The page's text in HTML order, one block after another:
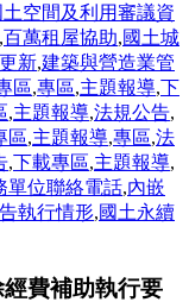
土空間及利用審議資
,百萬租屋協助,國土城
新,建築與營造業管
區,專區,主題報導,下
,主題報導,法規公告,
區,主題報導,專區,法
,下載專區,主題報導,
單位聯絡電話,內嵌
執行情形,國土永續
費補助執行要